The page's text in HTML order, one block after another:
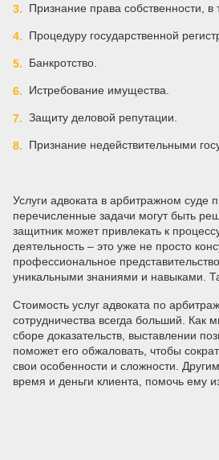
Признание права собственности, в
Процедуру государственной
Банкротство.
Истребование имущества.
Защиту деловой репутации.
Признание недействительными
Услуги адвоката в арбитражном
перечисленные задачи могут быть
защитник может привлекать к
деятельность – это уже не просто
профессиональное
уникальными знаниями и навыками.
Стоимость услуг адвоката по
сотрудничества всегда больший. Как
сборе доказательств, выставлении
поможет его обжаловать, чтобы
свои особенности и сложности.
время и деньги клиента, помочь ему